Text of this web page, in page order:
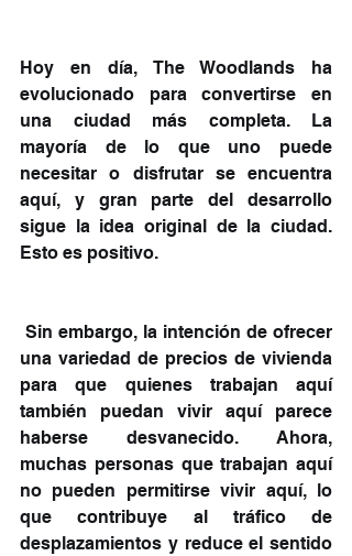
Hoy en día, The Woodlands ha
evolucionado para convertirse en
una ciudad más completa. La
mayoría de lo que uno puede
necesitar o disfrutar se encuentra
aquí, y gran parte del desarrollo
sigue la idea original de la ciudad.
Esto es positivo.
una variedad de precios de vivienda
para que quienes trabajan aquí
también puedan vivir aquí parece
haberse desvanecido. Ahora,
muchas personas que trabajan aquí
no pueden permitirse vivir aquí, lo
que contribuye al tráfico de
desplazamientos y reduce el sentido